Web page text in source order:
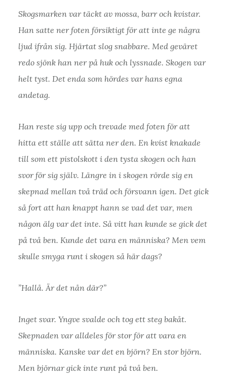
Skogsmarken var täckt av mossa, barr och kvistar.
Han satte ner foten försiktigt för att inte ge några
ljud ifrån sig. Hjärtat slog snabbare. Med geväret
redo sjönk han ner på huk och lyssnade. Skogen var
helt tyst. Det enda som hördes var hans egna
andetag.
Han reste sig upp och trevade med foten för att
hitta ett ställe att sätta ner den. En kvist knakade
till som ett pistolskott i den tysta skogen och han
svor för sig själv. Längre in i skogen rörde sig en
skepnad mellan två träd och försvann igen. Det gick
så fort att han knappt hann se vad det var, men
någon älg var det inte. Så vitt han kunde se gick det
på två ben. Kunde det vara en människa? Men vem
skulle smyga runt i skogen så här dags?
”Hallå. Är det nån där?”
Inget svar. Yngve svalde och tog ett steg bakåt.
Skepnaden var alldeles för stor för att vara en
människa. Kanske var det en björn? En stor björn.
Men björnar gick inte runt på två ben.